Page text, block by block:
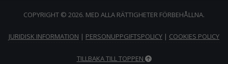
COPYRIGHT © 2026. MED ALLA RÄTTIGHETER FÖRBEHÅLLNA.
JURIDISK INFORMATION | PERSONUPPGIFTSPOLICY | COOKIES POLICY
TILLBAKA TILL TOPPEN